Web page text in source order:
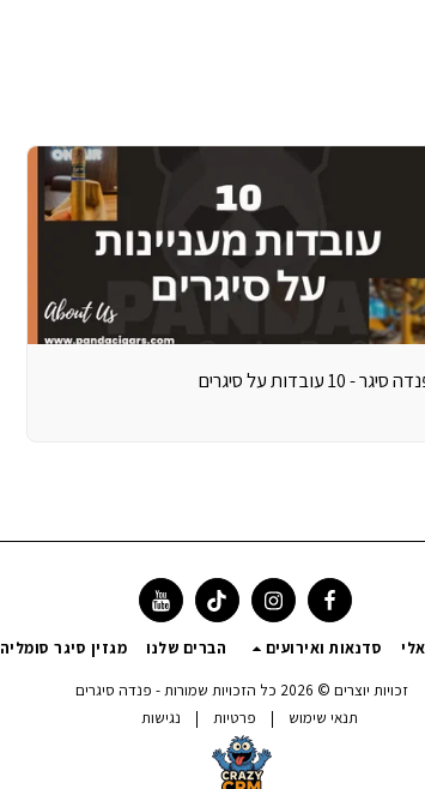
סיגר - 10 עובדות על סיגרים
סדנאות ואירועים הברים שלנו מגזין סיגר סומליה
זכויות יוצרים © 2026 כל הזכויות שמורות -
פנדה סיגרים
תנאי שימוש | פרטיות | נגישות